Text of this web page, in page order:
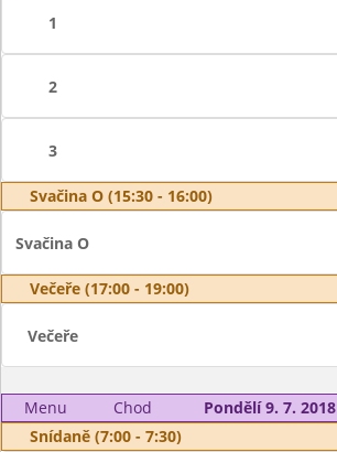
1
2
3
Svačina O (15:30 - 16:00)
Svačina O
Večeře (17:00 - 19:00)
Večeře
Menu Chod
Pondělí 9. 7. 2018
Snídaně (7:00 - 7:30)